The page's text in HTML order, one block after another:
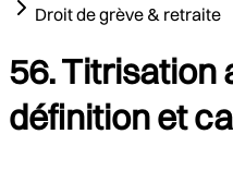
Droit de grève & retraite
56. Titrisation
définition et